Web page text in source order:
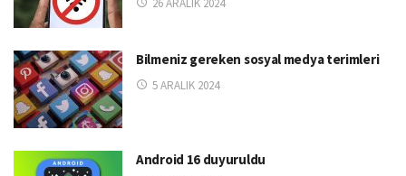
26 ARALIK 2024
Bilmeniz gereken sosyal medya terimleri
5 ARALIK 2024
Android 16 duyuruldu